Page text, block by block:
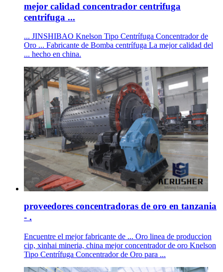
mejor calidad concentrador centrifuga
centrifuga ...
... JINSHIBAO Knelson Tipo Centrífuga Concentrador de
Oro ... Fabricante de Bomba centrífuga La mejor calidad del
... hecho en china.
proveedores concentradoras de oro en tanzania
- .
Encuentre el mejor fabricante de ... Oro linea de produccion
cip, xinhai mineria, china mejor concentrador de oro Knelson
Tipo Centrífuga Concentrador de Oro para ...